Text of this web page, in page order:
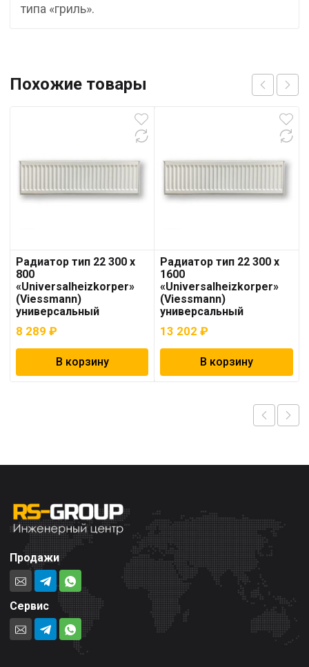
типа «гриль».
Похожие товары
Радиатор тип 22 300 x
800
«Universalheizkorper»
(Viessmann)
универсальный
8 289 ₽
В корзину
Радиатор тип 22 300 x
1600
«Universalheizkorper»
(Viessmann)
универсальный
13 202₽
В корзину
Продажи
Сервис